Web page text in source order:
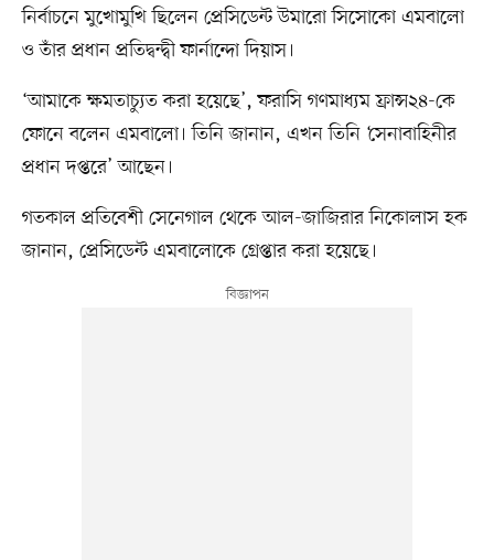
নির্বাচনে মুখোমুখি ছিলেন প্রেসিডেন্ট উমারো সিসোকো এমবালো
ও তাঁর প্রধান প্রতিদ্বন্দ্বী ফার্নান্দো দিয়াস।
‘আমাকে ক্ষমতাচ্যুত করা হয়েছে’, ফরাসি গণমাধ্যম ফ্রান্স২৪-কে
ফোনে বলেন এমবালো। তিনি জানান, এখন তিনি ‘সেনাবাহিনীর
প্রধান দপ্তরে’ আছেন।
গতকাল প্রতিবেশী সেনেগাল থেকে আল-জাজিরার নিকোলাস হক
জানান, প্রেসিডেন্ট এমবালোকে গ্রেপ্তার করা হয়েছে।